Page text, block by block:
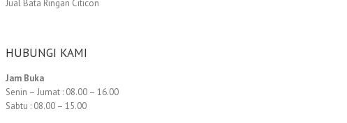
Jual Bata Ringan Citicon
HUBUNGI KAMI
Jam Buka
Senin – Jumat : 08.00 – 16.00
Sabtu : 08.00 – 15.00